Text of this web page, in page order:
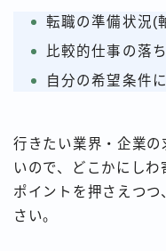
転職の準備状況(
比較的仕事の落
自分の希望条件
行きたい業界・企業
いので、どこかにし
ポイントを押さえつ
さい。